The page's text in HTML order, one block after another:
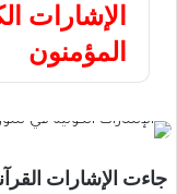
الإشارات
المؤمنون
جاءت الإشارات